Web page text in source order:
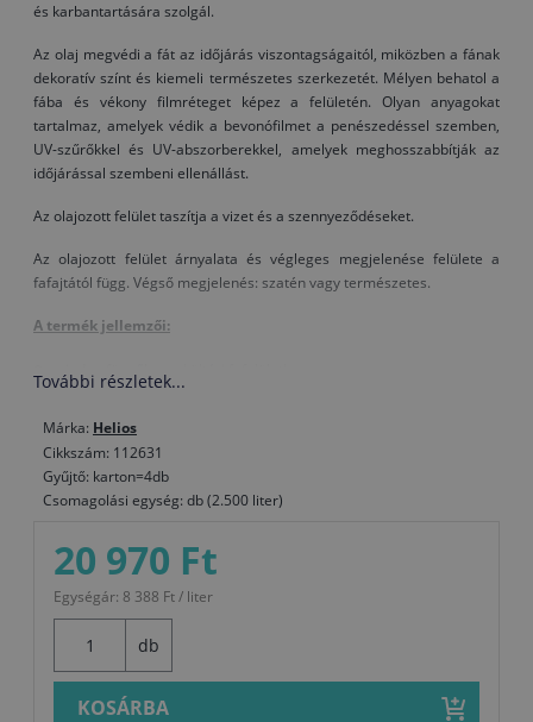
és karbantartására szolgál.
Az olaj megvédi a fát az időjárás viszontagságaitól, miközben a fának
dekoratív színt és kiemeli természetes szerkezetét. Mélyen behatol a
fába és vékony filmréteget képez a felületén. Olyan anyagokat
tartalmaz, amelyek védik a bevonófilmet a penészedéssel szemben,
UV-szűrőkkel és UV-abszorberekkel, amelyek meghosszabbítják az
időjárással szembeni ellenállást.
Az olajozott felület taszítja a vizet és a szennyeződéseket.
Az olajozott felület árnyalata és végleges megjelenése felülete a
fafajtától függ. Végső megjelenés: szatén vagy természetes.
A termék jellemzői:
vékony filmréteget képez a felületen - más olajokhoz képest ritkább
felújítás
könnyű felhordás és újbóli felhordás
nem kell törölgetni - nagyobb felületekre is szánták
ecsettel vagy hengerrel történő felhordás
nem hámlik és nem repedezik
biológiailag lebomló összetevőket tartalmaz
További részletek...
Márka: Helios
Cikkszám: 112631
Gyűjtő: karton=4db
Csomagolási egység: db (2.500 liter)
20 970 Ft
Egységár: 8 388 Ft / liter
db
KOSÁRBA